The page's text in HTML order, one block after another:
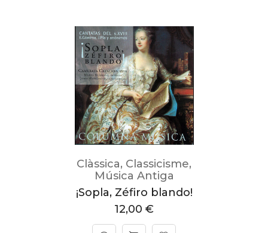
Clàssica, Classicisme,
Música Antiga
¡Sopla, Zéfiro blando!
12,00 €